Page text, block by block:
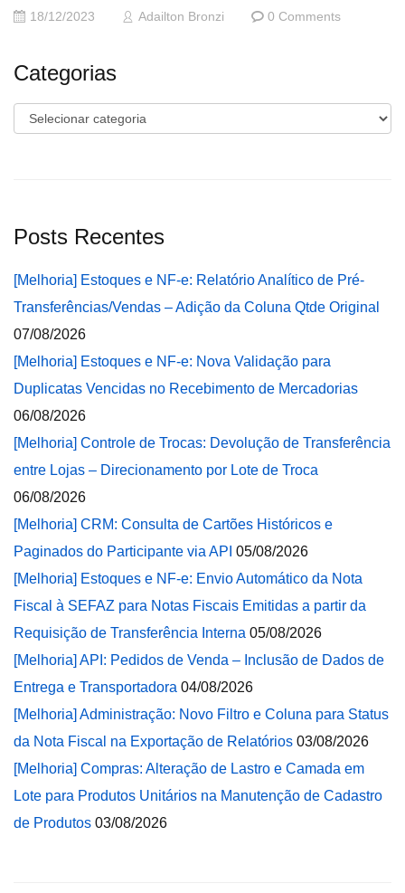
18/12/2023 Adailton Bronzi 0 Comments
Categorias
Categorias
Posts Recentes
[Melhoria] Estoques e NF-e: Relatório Analítico de Pré-
Transferências/Vendas – Adição da Coluna Qtde Original
07/08/2026
[Melhoria] Estoques e NF-e: Nova Validação para
Duplicatas Vencidas no Recebimento de Mercadorias
06/08/2026
[Melhoria] Controle de Trocas: Devolução de Transferência
entre Lojas – Direcionamento por Lote de Troca
06/08/2026
[Melhoria] CRM: Consulta de Cartões Históricos e
Paginados do Participante via API 05/08/2026
[Melhoria] Estoques e NF-e: Envio Automático da Nota
Fiscal à SEFAZ para Notas Fiscais Emitidas a partir da
Requisição de Transferência Interna 05/08/2026
[Melhoria] API: Pedidos de Venda – Inclusão de Dados de
Entrega e Transportadora 04/08/2026
[Melhoria] Administração: Novo Filtro e Coluna para Status
da Nota Fiscal na Exportação de Relatórios 03/08/2026
[Melhoria] Compras: Alteração de Lastro e Camada em
Lote para Produtos Unitários na Manutenção de Cadastro
de Produtos 03/08/2026